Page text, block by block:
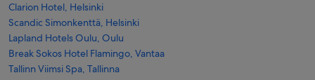
Clarion Hotel, Helsinki
Scandic Simonkenttä, Helsinki
Lapland Hotels Oulu, Oulu
Break Sokos Hotel Flamingo, Vantaa
Tallinn Viimsi Spa, Tallinna